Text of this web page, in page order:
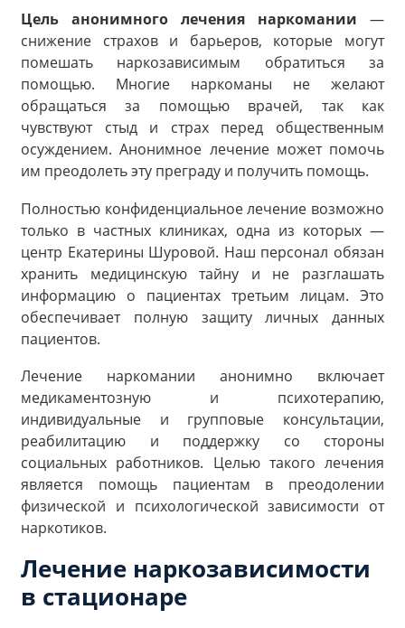
Цель анонимного лечения наркомании —
снижение страхов и барьеров, которые могут
помешать наркозависимым обратиться за
помощью. Многие наркоманы не желают
обращаться за помощью врачей, так как
чувствуют стыд и страх перед общественным
осуждением. Анонимное лечение может помочь
им преодолеть эту преграду и получить помощь.
Полностью конфиденциальное лечение возможно
только в частных клиниках, одна из которых —
центр Екатерины Шуровой. Наш персонал обязан
хранить медицинскую тайну и не разглашать
информацию о пациентах третьим лицам. Это
обеспечивает полную защиту личных данных
пациентов.
Лечение наркомании анонимно включает
медикаментозную и психотерапию,
индивидуальные и групповые консультации,
реабилитацию и поддержку со стороны
социальных работников. Целью такого лечения
является помощь пациентам в преодолении
физической и психологической зависимости от
наркотиков.
Лечение наркозависимости
в стационаре